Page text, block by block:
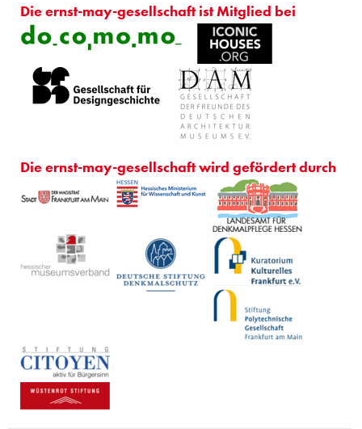
Die ernst-may-gesellschaft ist Mitglied bei
Die ernst-may-gesellschaft wird gefördert durch